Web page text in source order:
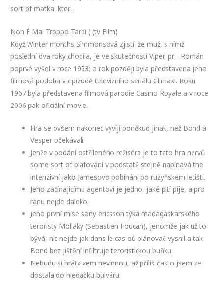
sort of matka, kter…
Non È Mai Troppo Tardi ( (tv Film)
Když Winter months Simmonsová zjistí, že muž, s nímž
poslední dva roky chodila, je ve skutečnosti Viper, pr… Román
poprvé vyšel v roce 1953; o rok později byla představena jeho
filmová podoba v epizodě televizního seriálu Climax!. Roku
1967 byla představena filmová parodie Casino Royale a v roce
2006 pak oficiální movie.
Hra se ovšem nakonec vyvíjí poněkud jinak, než Bond a
Vesper očekávali.
Jenže v podání ostříleného režiséra je to tato hra nervů
some sort of blafování v podstatě stejně napínavá the
intenzivní jako Jamesovo pobíhání po ruzyňském letišti.
Jeho začínajícímu agentovi je jedno, jaké pití pije, a pro
ránu nejde daleko.
Jeho první mise sony ericsson týká madagaskarského
teroristy Mollaky (Sebastien Foucan), jenomže jak už to
bývá, nic nejde jak dans le cas où plánovač vysnil a tak
Bond bez jištění infiltruje teroristickou buňku.
Nebudu si hrát» «em nevinnou, až příliš často jsem ze
dostala do hledáčku bulváru.